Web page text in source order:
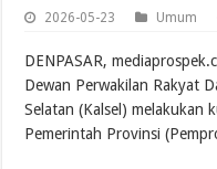
2026-05-23 Umum
DENPASAR,
Dewan Perwakilan Rakyat
Selatan (Kalsel) melakukan
Pemerintah Provinsi